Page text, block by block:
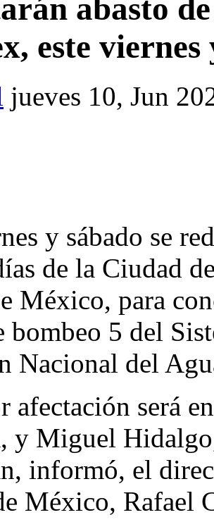
abasto
este viernes
jueves 10, Jun
y sábado se
de la Ciudad
México, para
bombeo 5 del
Nacional del
afectación será
y Miguel
informó, el
México, Rafael